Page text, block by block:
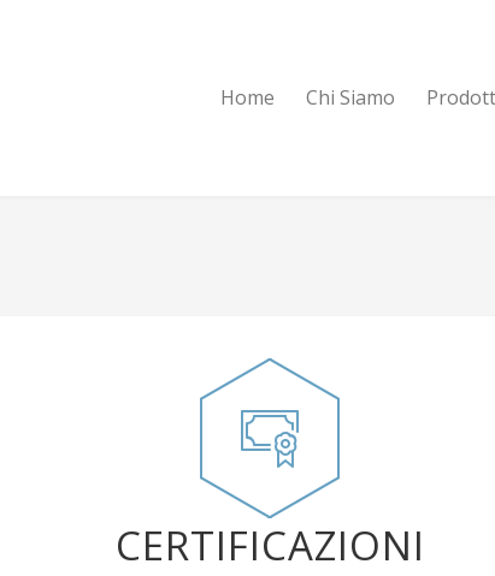
Home Chi Siamo
CERTIFICAZIONI